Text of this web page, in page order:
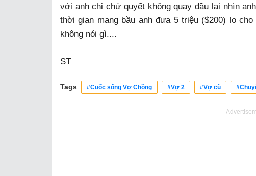
với anh chị chứ quyết không quay đầu lại nhìn
thời gian mang bầu anh đưa 5 triệu ($200) lo
không nói gì....
ST
Tags #Cuốc sống Vợ Chồng #Vợ 2 #Vợ cũ